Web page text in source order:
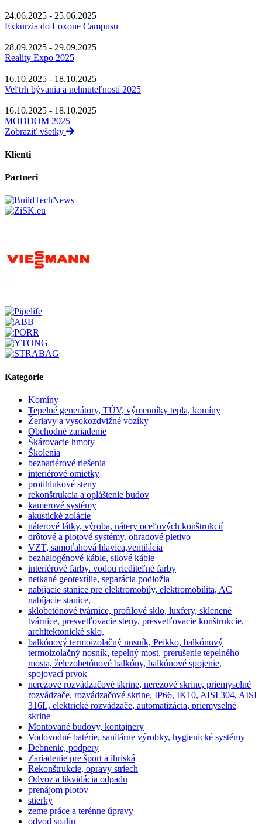
24.06.2025 - 25.06.2025
Exkurzia do Loxone Campusu
28.09.2025 - 29.09.2025
Reality Expo 2025
16.10.2025 - 18.10.2025
Veľtrh bývania a nehnuteľností 2025
16.10.2025 - 18.10.2025
MODDOM 2025
Zobraziť všetky
Klienti
Partneri
Kategórie
Komíny
Tepelné generátory, TÚV, výmenníky tepla, komíny
Žeriavy a vysokozdvižné vozíky
Obchodné zariadenie
Škárovacie hmoty
Školenia
bezbariérové riešenia
interiérové omietky
protihlukové steny
rekonštrukcia a opláštenie budov
kamerové systémy
akustické zolácie
náterové látky, výroba, nátery oceľových konštrukcií
drôtové a plotové systémy. ohradové pletivo
VZT, samoťahová hlavica,ventilácia
bezhalogénové káble, silové káble
interiérové farby. vodou riediteľné farby
netkané geotextílie, separácia podložia
nabíjacie stanice pre elektromobily, elektromobilita, AC
nabíjacie stanice,
sklobetónové tvárnice, profilové sklo, luxfery, sklenené
tvárnice, presvetľovacie steny, presvetľovacie konštrukcie,
architektonické sklo,
balkónový termoizolačný nosník, Peikko, balkónový
termoizolačný nosník, tepelný most, prerušenie tepelného
mosta, železobetónové balkóny, balkónové spojenie,
spojovací prvok
nerezové rozvádzačové skrine, nerezové skrine, priemyselné
rozvádzače, rozvádzačové skrine, IP66, IK10, AISI 304, AISI
316L, elektrické rozvádzače, automatizácia, priemyselné
skrine
Montované budovy, kontajnery
Vodovodné batérie, sanitárne výrobky, hygienické systémy
Debnenie, podpery
Zariadenie pre šport a ihriská
Rekonštrukcie, opravy striech
Odvoz a likvidácia odpadu
prenájom plotov
stierky
zeme práce a terénne úpravy
odvod spalín